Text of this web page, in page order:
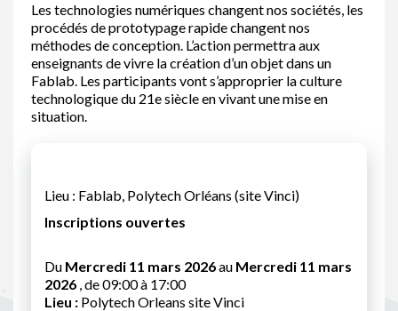
Les technologies numériques changent nos sociétés, les
procédés de prototypage rapide changent nos
méthodes de conception. L’action permettra aux
enseignants de vivre la création d’un objet dans un
Fablab. Les participants vont s’approprier la culture
technologique du 21e siècle en vivant une mise en
situation.
Lieu : Fablab, Polytech Orléans (site Vinci)
Inscriptions ouvertes
Du Mercredi 11 mars 2026au Mercredi 11 mars
2026 , de 09:00 à 17:00
Lieu : Polytech Orleans site Vinci